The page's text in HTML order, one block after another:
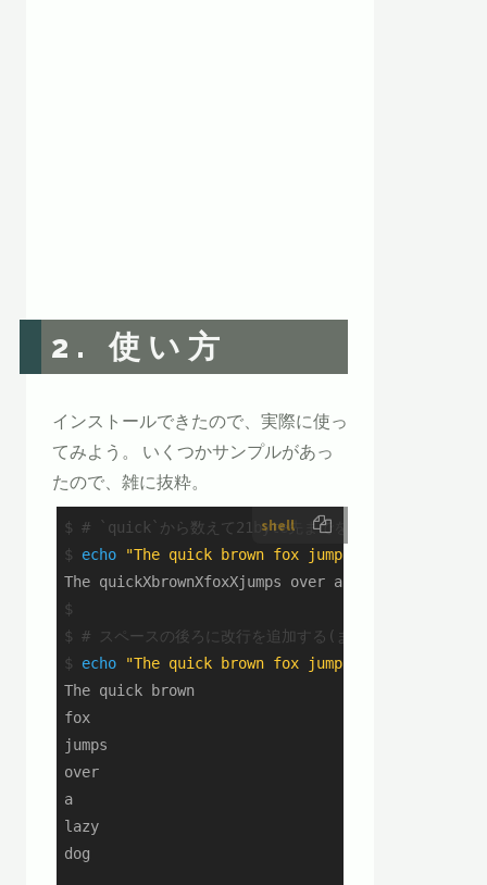
2. 使い方
インストールできたので、実際に使っ
てみよう。 いくつかサンプルがあっ
たので、雑に抜粋。
shell
$ # `quick`から数えて21byte先までを対象に、` `を`X`
$
echo
"The quick brown fox jumps over a lazy
$
$ # スペースの後ろに改行を追加する(また、このとき最初
$
echo
"The quick brown fox jumps over a lazy
The quick brown
fox
jumps
over
a
lazy